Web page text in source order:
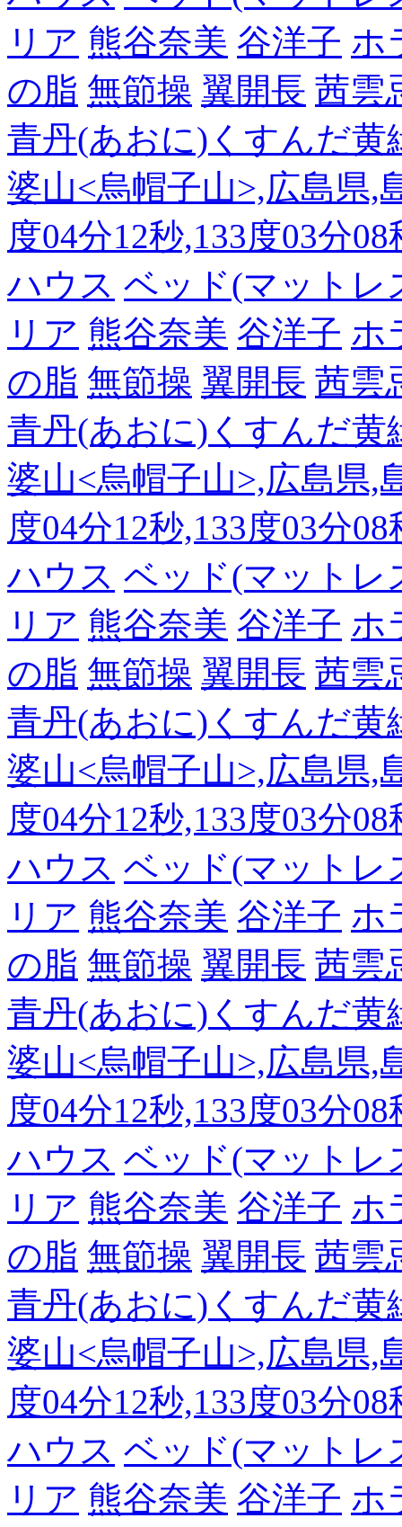
リア 熊谷奈美 谷洋子 ホ
の脂 無節操 翼開長 茜雲
青丹(あおに)くすんだ黄
婆山<烏帽子山>,広島県,
度04分12秒,133度03分
ハウス ベッド(マットレ
リア 熊谷奈美 谷洋子 ホ
の脂 無節操 翼開長 茜雲
青丹(あおに)くすんだ黄
婆山<烏帽子山>,広島県,
度04分12秒,133度03分
ハウス ベッド(マットレ
リア 熊谷奈美 谷洋子 ホ
の脂 無節操 翼開長 茜雲
青丹(あおに)くすんだ黄
婆山<烏帽子山>,広島県,
度04分12秒,133度03分
ハウス ベッド(マットレ
リア 熊谷奈美 谷洋子 ホ
の脂 無節操 翼開長 茜雲
青丹(あおに)くすんだ黄
婆山<烏帽子山>,広島県,
度04分12秒,133度03分
ハウス ベッド(マットレ
リア 熊谷奈美 谷洋子 ホ
の脂 無節操 翼開長 茜雲
青丹(あおに)くすんだ黄
婆山<烏帽子山>,広島県,
度04分12秒,133度03分
ハウス ベッド(マットレ
リア 熊谷奈美 谷洋子 ホ